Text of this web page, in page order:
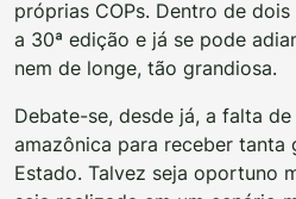
próprias COPs. Dentro de
a 30ª edição e já se pode
nem de longe, tão grandiosa.
Debate-se, desde já, a falta
amazônica para receber tanta
Estado. Talvez seja oportuno